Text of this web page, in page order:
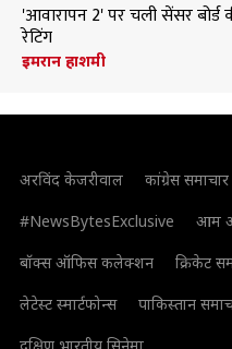
'आवारापन 2' पर चली सेंसर
रेटिंग
इमरान हाशमी
अरविंद केजरीवाल कांग्रेस समाचार
#NewsBytesExclusive
आम
बॉक्स ऑफिस कलेक्शन
क्रिकेट
लेटेस्ट स्मार्टफोन्स
पाकिस्तान